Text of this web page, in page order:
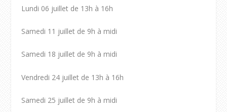
Lundi 06 juillet de 13h à 16h
Samedi 11 juillet de 9h à midi
Samedi 18 juillet de 9h à midi
Vendredi 24 juillet de 13h à 16h
Samedi 25 juillet de 9h à midi